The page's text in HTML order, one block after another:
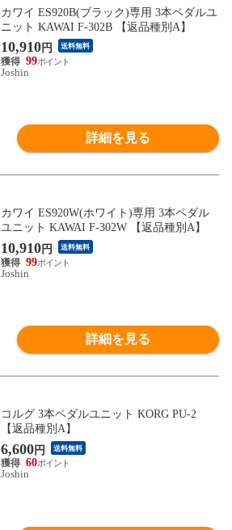
カワイ ES920B(ブラック)専用 3本ペダルユ
ニット KAWAI F-302B 【返品種別A】
10,910円 送料無料
99
Joshin
詳細を見る
カワイ ES920W(ホワイト)専用 3本ペダル
ユニット KAWAI F-302W 【返品種別A】
10,910円 送料無料
99
Joshin
詳細を見る
コルグ 3本ペダルユニット KORG PU-2
【返品種別A】
6,600円 送料無料
60
Joshin